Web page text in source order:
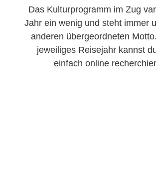
Das Kulturprogramm im Zug
Jahr ein wenig und steht immer
anderen übergeordneten
jeweiliges Reisejahr kannst
einfach online